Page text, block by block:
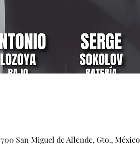
San Miguel de Allende, Gto., México